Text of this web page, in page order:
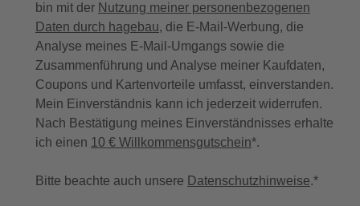
bin mit der Nutzung meiner personenbezogenen
Daten durch hagebau, die E-Mail-Werbung, die
Analyse meines E-Mail-Umgangs sowie die
Zusammenführung und Analyse meiner Kaufdaten,
Coupons und Kartenvorteile umfasst, einverstanden.
Mein Einverständnis kann ich jederzeit widerrufen.
Nach Bestätigung meines Einverständnisses erhalte
ich einen 10 € Willkommensgutschein*.
Bitte beachte auch unsere Datenschutzhinweise.